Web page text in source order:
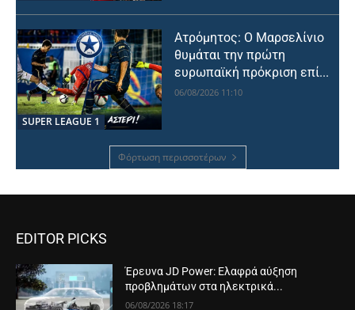
SUPER LEAGUE 1
Ατρόμητος: Ο Μαρσελίνιο
θυμάται την πρώτη
ευρωπαϊκή πρόκριση επί...
06/08/2026 11:10
Φόρτωση περισσοτέρων
EDITOR PICKS
Έρευνα JD Power: Ελαφρά αύξηση
προβλημάτων στα ηλεκτρικά...
06/08/2026 18:17